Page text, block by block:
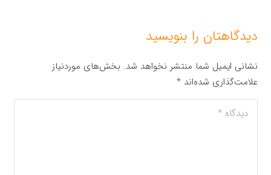
دیدگاهتان را بنویسید
نشانی ایمیل شما منتشر نخواهد شد. بخش‌های موردنیاز
علامت‌گذاری شده‌اند*